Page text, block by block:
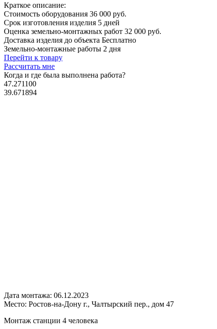
Краткое описание:
Стоимость оборудования 36 000 руб.
Срок изготовления изделия 5 дней
Оценка земельно-монтажных работ 32 000 руб.
Доставка изделия до объекта Бесплатно
Земельно-монтажные работы 2 дня
Перейти к товару
Рассчитать мне
Когда и где была выполнена работа?
47.271100
39.671894
Дата монтажа: 06.12.2023
Место: Ростов-на-Дону г., Чалтырский пер., дом 47
Монтаж станции 4 человека